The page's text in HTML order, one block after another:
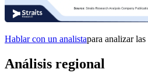
Hablar con un analistapara analizar
Análisis regional